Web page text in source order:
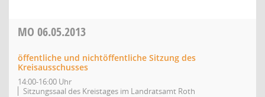
MO 06.05.2013
öffentliche und nichtöffentliche Sitzung des
Kreisausschusses
14:00-16:00 Uhr
Sitzungssaal des Kreistages im Landratsamt Roth